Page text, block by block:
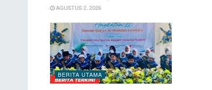
AGUSTUS 2, 2026
BERITA UTAMA